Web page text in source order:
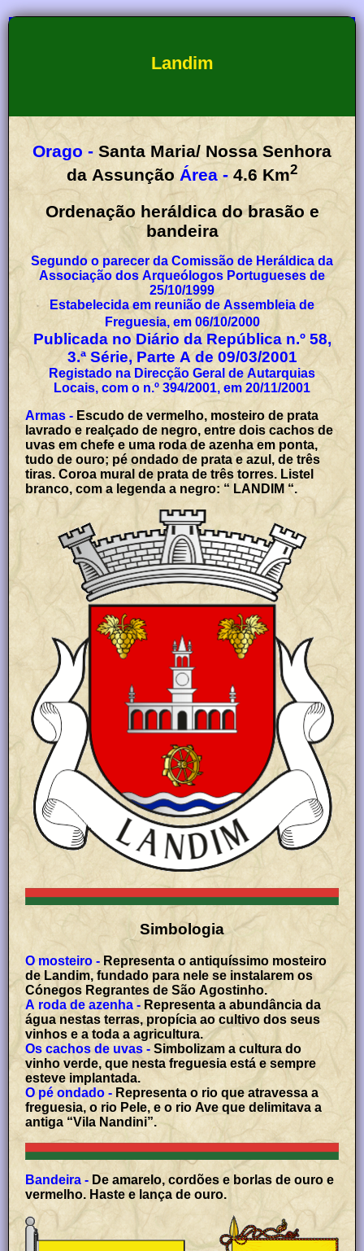
Landim
Orago - Santa Maria/ Nossa Senhora
da Assunção
Área - 4.6 Km2
Ordenação heráldica do brasão e
bandeira
Segundo o parecer da Comissão de Heráldica da
Associação dos Arqueólogos Portugueses de
25/10/1999
Estabelecida em reunião de Assembleia de
Freguesia, em 06/10/2000
Publicada no Diário da República n.º 58,
3.ª Série, Parte A de 09/03/2001
Registado na Direcção Geral de Autarquias
Locais, com o n.º 394/2001, em 20/11/2001
Armas - Escudo de vermelho, mosteiro de prata
lavrado e realçado de negro, entre dois cachos de
uvas em chefe e uma roda de azenha em ponta,
tudo de ouro; pé ondado de prata e azul, de três
tiras. Coroa mural de prata de três torres. Listel
branco, com a legenda a negro: “ LANDIM “.
Simbologia
O mosteiro - Representa o antiquíssimo mosteiro
de Landim, fundado para nele se instalarem os
Cónegos Regrantes de São Agostinho.
A roda de azenha - Representa a abundância da
água nestas terras, propícia ao cultivo dos seus
vinhos e a toda a agricultura.
Os cachos de uvas - Simbolizam a cultura do
vinho verde, que nesta freguesia está e sempre
esteve implantada.
O pé ondado - Representa o rio que atravessa a
freguesia, o rio Pele, e o rio Ave que delimitava a
antiga “Vila Nandini”.
Bandeira - De amarelo, cordões e borlas de ouro e
vermelho. Haste e lança de ouro.